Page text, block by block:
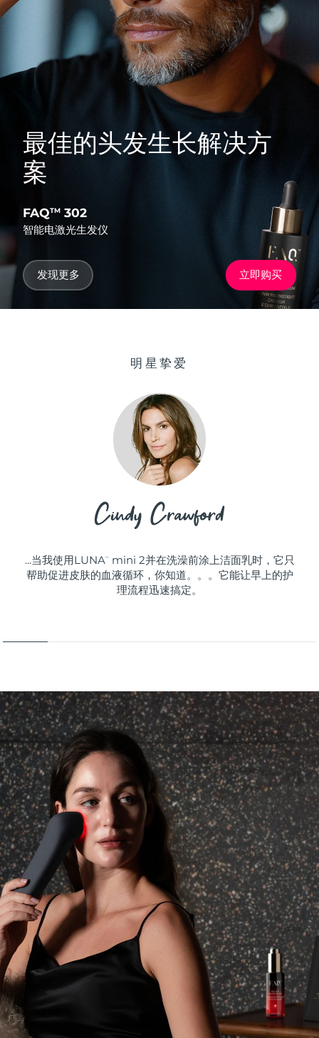
最佳的头发生长解决方
案
FAQTM 302
智能电激光生发仪
发现更多 立即购买
明星挚爱
...当我使用LUNA ™
mini 2并在洗澡前涂上洁面乳时，它只
帮助促进皮肤的血液循环，你知道。。。它能让早上的护
理流程迅速搞定。